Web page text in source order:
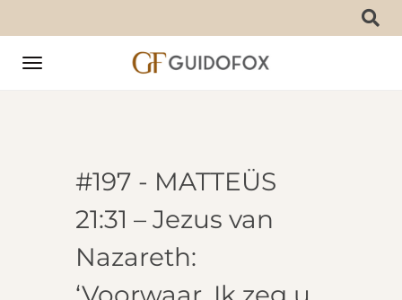
Toggle
#197 - MATTEÜS
21:31 – Jezus van
Nazareth: